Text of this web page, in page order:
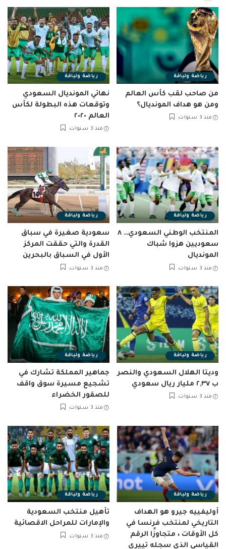
رياضة ولياقة
من صاحب لقب كأس العالم
ومن هو هداف المونديال؟
منذ 3 سنوات
رياضة ولياقة
نهائي المونديال السعودي
وتوقعات هذه البطولة لكأس
العالم ٢٠٢٠
منذ 3 سنوات
رياضة ولياقة
المنتخب الوطني السعودي… ٨
سعوديين هزوا شباك
المونديال
منذ 3 سنوات
رياضة ولياقة
سعودية صغيرة في سباق
القدرة والتي حققت المركز
الأول في السباق بالبحرين
منذ 3 سنوات
رياضة ولياقة
وديتا الهلال السعودي والنصر
ب ٢,٣٧ مليار ريال سعودي
منذ 3 سنوات
رياضة ولياقة
جماهير المملكة تشارك في
تشجيع مسيرة سوق واقف
للصقور الخضراء
منذ 3 سنوات
رياضة ولياقة
أوليفييه جيرو هو الهداف
التاريخي لمنتخب فرنسا في
كل الأوقات ، متجاوزًا الرقم
القياسي الذي سجله تييري
رياضة ولياقة
تأهيل منتخب السعودية
والإمارات للمراحل الاقصائية
منذ 3 سنوات